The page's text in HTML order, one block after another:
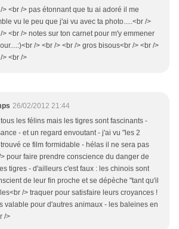
> <br /> pas étonnant que tu ai adoré il me
vu le peu que j'ai vu avec ta photo.....<br />
> <br /> notes sur ton carnet pour m'y emmener
/> <br /> <br /> gros bisous<br /> <br />
> <br />
26/02/2012 21:44
les félins mais les tigres sont fascinants -
- et un regard envoutant - j'ai vu "les 2
ce film formidable - hélas il ne sera pas
pour faire prendre conscience du danger de
tigres - d'ailleurs c'est faux : les chinois sont
de leur fin proche et se dépèche "tant qu'il
/> traquer pour satisfaire leurs croyances !
valable pour d'autres animaux - les baleines en
/>